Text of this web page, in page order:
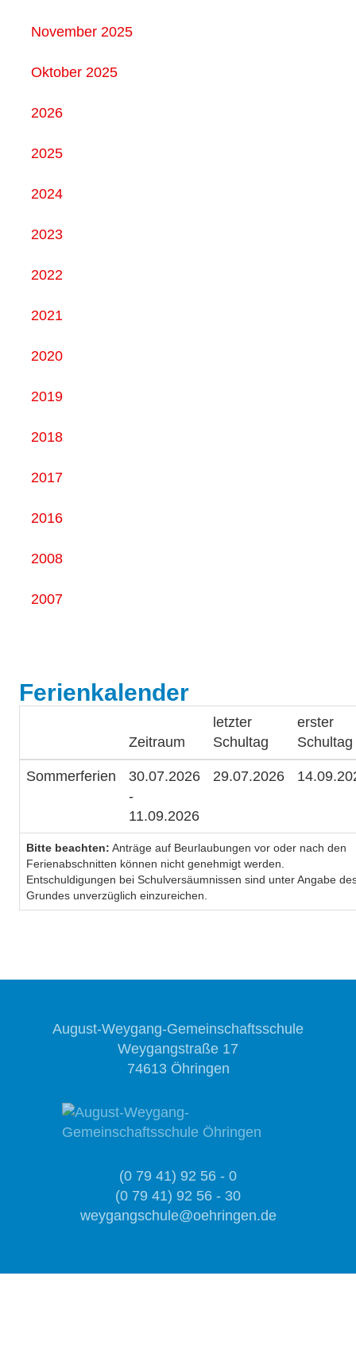
November 2025
Oktober 2025
2026
2025
2024
2023
2022
2021
2020
2019
2018
2017
2016
2008
2007
Ferienkalender
Zeitraum
letzter
Schultag
erster
Schultag
Bitte beachten: Anträge auf Beurlaubungen vor oder nach den
Ferienabschnitten können nicht genehmigt werden.
Entschuldigungen bei Schulversäumnissen sind unter Angabe
Grundes unverzüglich einzureichen.
Sommerferien
30.07.2026
-
11.09.2026
29.07.2026
August-Weygang-Gemeinschaftsschule
Weygangstraße 17
74613 Öhringen
(0 79 41) 92 56 - 0
(0 79 41) 92 56 - 30
weygangschule@oehringen.de